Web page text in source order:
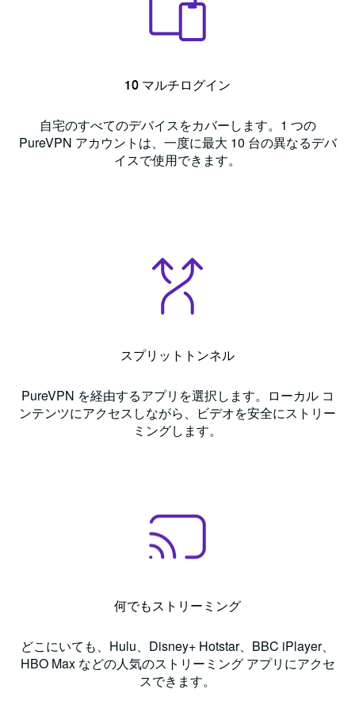
10 マルチログイン
自宅のすべてのデバイスをカバーします。1 つの
PureVPN アカウントは、一度に最大 10 台の異なるデバ
イスで使用できます。
スプリットトンネル
PureVPN を経由するアプリを選択します。ローカル コ
ンテンツにアクセスしながら、ビデオを安全にストリー
ミングします。
何でもストリーミング
どこにいても、Hulu、Disney+ Hotstar、BBC iPlayer、
HBO Max などの人気のストリーミング アプリにアクセ
スできます。